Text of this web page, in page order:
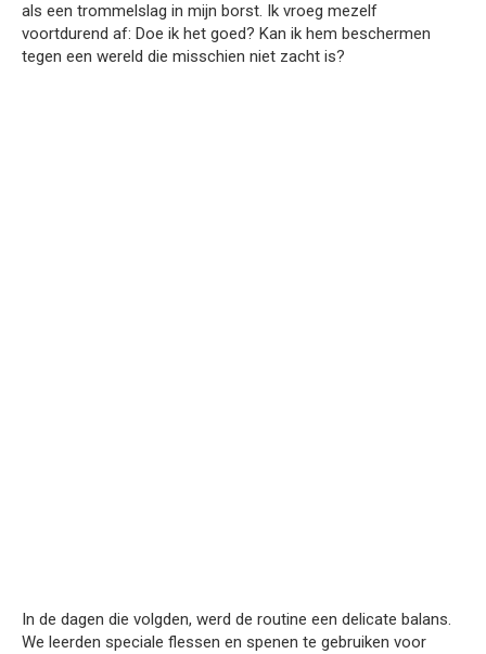
als een trommelslag in mijn borst. Ik vroeg mezelf
voortdurend af: Doe ik het goed? Kan ik hem beschermen
tegen een wereld die misschien niet zacht is?
In de dagen die volgden, werd de routine een delicate balans.
We leerden speciale flessen en spenen te gebruiken voor